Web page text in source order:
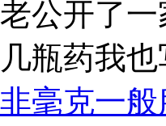
老公开了
几瓶药我
非毫克一